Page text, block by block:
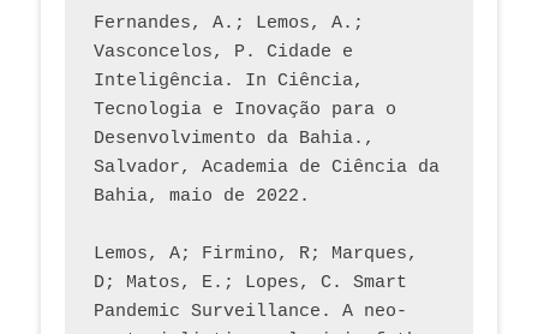
Fernandes, A.; Lemos, A.;
Vasconcelos, P. Cidade e
Inteligência. In Ciência,
Tecnologia e Inovação para o
Desenvolvimento da Bahia.,
Salvador, Academia de Ciência da
Bahia, maio de 2022.
Lemos, A; Firmino, R; Marques,
D; Matos, E.; Lopes, C. Smart
Pandemic Surveillance. A neo-